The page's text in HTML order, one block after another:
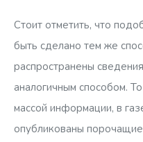
Стоит отметить, что
быть сделано тем же
распространены
аналогичным способом.
массой информации, в
опубликованы